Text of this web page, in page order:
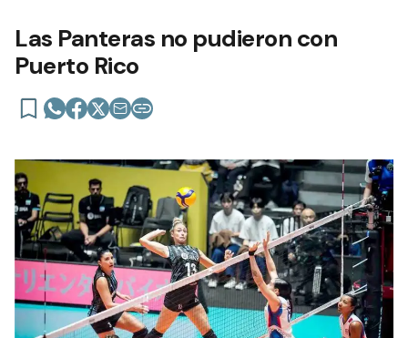
Las Panteras no pudieron con
Puerto Rico